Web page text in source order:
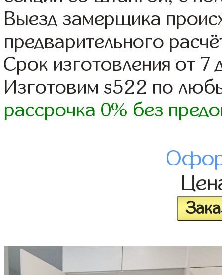
Выезд замерщика
предварительного
Срок изготовления от 7
Изготовим s522 по
рассрочка 0% без